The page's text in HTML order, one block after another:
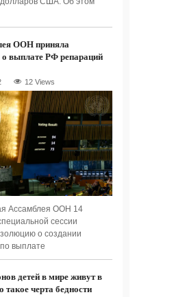
ООН приняла
выплате РФ репараций
12 Views
Ассамблея ООН 14
сессии
о создании
выплате
детей в мире живут в
такое черта бедности